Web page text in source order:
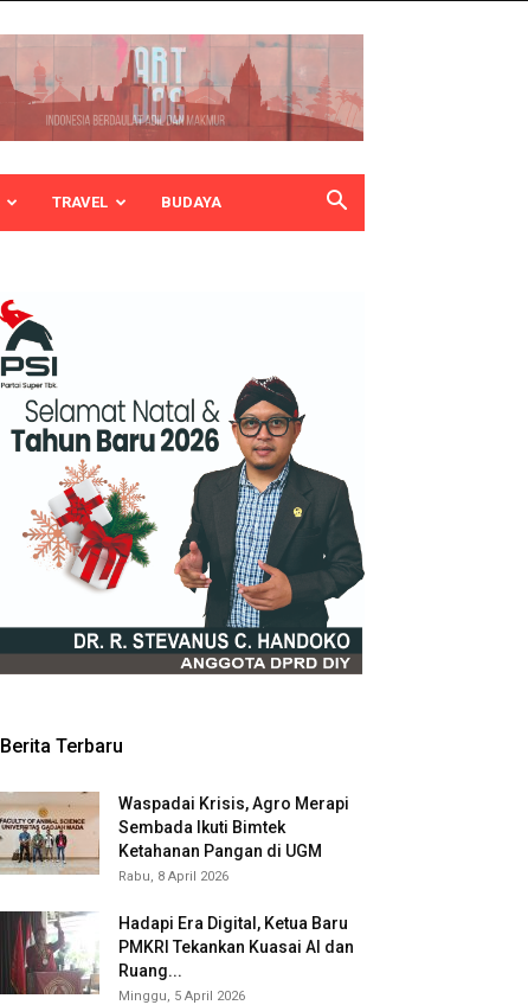
TRAVEL BUDAYA
Berita Terbaru
Waspadai Krisis, Agro Merapi
Sembada Ikuti Bimtek
Ketahanan Pangan di UGM
Rabu, 8 April 2026
Hadapi Era Digital, Ketua Baru
PMKRI Tekankan Kuasai AI dan
Ruang...
Minggu, 5 April 2026